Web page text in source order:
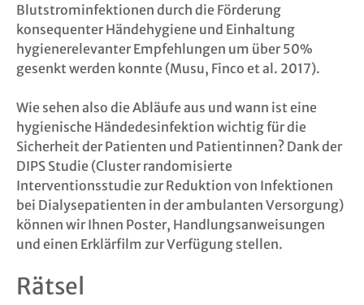
Blutstrominfektionen durch die Förderung
konsequenter Händehygiene und Einhaltung
hygienerelevanter Empfehlungen um über 50%
gesenkt werden konnte (Musu, Finco et al. 2017).
Wie sehen also die Abläufe aus und wann ist eine
hygienische Händedesinfektion wichtig für die
Sicherheit der Patienten und Patientinnen? Dank der
DIPS Studie (Cluster randomisierte
Interventionsstudie zur Reduktion von Infektionen
bei Dialysepatienten in der ambulanten Versorgung)
können wir Ihnen Poster, Handlungsanweisungen
und einen Erklärfilm zur Verfügung stellen.
Rätsel